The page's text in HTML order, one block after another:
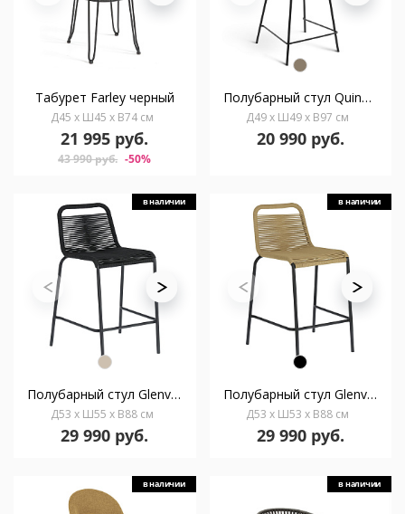
Табурет Farley черный
Д45 x Ш45 x В74 см
21 995 руб.
43 990 руб. -50%
Полубарный стул Quinby серый
Д49 x Ш49 x В97 см
20 990 руб.
в наличии
Полубарный стул Glenville 62 см черный
Д53 x Ш55 x В88 см
29 990 руб.
в наличии
Полубарный стул Glenville 62 см бежевый
Д53 x Ш53 x В88 см
29 990 руб.
в наличии в наличии